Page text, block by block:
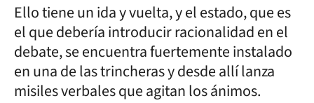
Ello tiene un ida y vuelta, y el estado, que es
el que debería introducir racionalidad en el
debate, se encuentra fuertemente instalado
en una de las trincheras y desde allí lanza
misiles verbales que agitan los ánimos.